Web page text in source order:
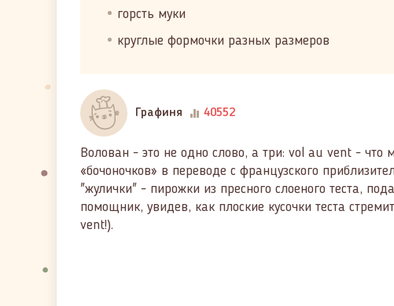
горсть муки
круглые формочки разных размеров
Графиня 40552
Волован - это не одно слово, а три: vol au vent - что
«бочоночков» в переводе с французского
"жулички" - пирожки из пресного слоеного теста,
помощник, увидев, как плоские кусочки теста
vent!).